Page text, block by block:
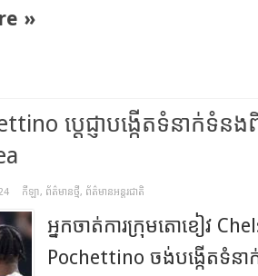
»
ប្តេជ្ញាបង្កើតទំនាក់ទំន
កីឡា, ព័ត៌មានថ្មី, ព័ត៌មានអន្តរជាតិ
អ្នកចាត់ការក្រុមតោខៀវ
Pochettino ចង់បង្កើតទំន